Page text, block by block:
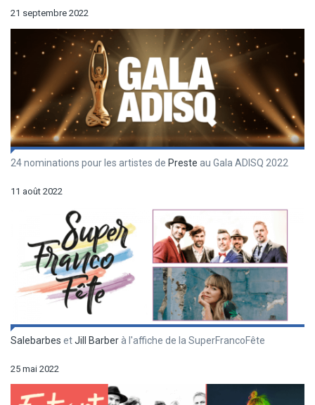
21 septembre 2022
24 nominations pour les artistes de Preste au Gala ADISQ 2022
11 août 2022
Salebarbes etJill Barber à l'affiche de la SuperFrancoFête
25 mai 2022